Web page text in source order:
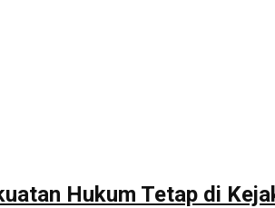
Hukum Tetap di